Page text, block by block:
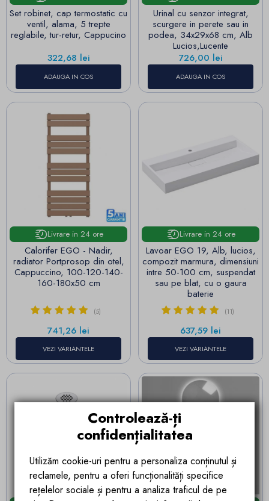
Set robinet, cap termostatic cu
ventil, alama, 5 trepte
reglabile, tur-retur, Cappucino
Pret
322,68 lei
ADAUGA IN COS
Urinal cu senzor integrat,
scurgere in perete sau in
podea, 34x29x68 cm, Alb
Lucios,Lucente
Pret
726,00 lei
ADAUGA IN COS
Livrare in 24 ore
Calorifer EGO - Nadir,
radiator Portprosop din otel,
Cappuccino, 100-120-140-
160-180x50 cm
(5)
Pret
741,26 lei
VEZI VARIANTELE
Livrare in 24 ore
Lavoar EGO 19, Alb, lucios,
compozit marmura, dimensiuni
intre 50-100 cm, suspendat
sau pe blat, cu o gaura
baterie
(11)
Pret
637,59 lei
VEZI VARIANTELE
Controlează-ți
confidențialitatea
Utilizăm cookie-uri pentru a personaliza conținutul și
reclamele, pentru a oferi funcționalități specifice
rețelelor sociale și pentru a analiza traficul de pe